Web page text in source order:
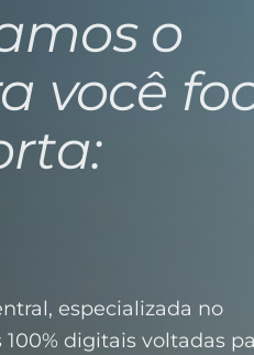
o
você
especializada no
digitais voltadas